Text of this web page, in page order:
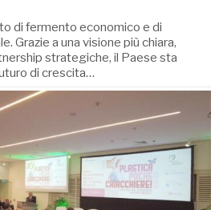
di fermento economico e di
Grazie a una visione più chiara,
strategiche, il Paese sta
di crescita…